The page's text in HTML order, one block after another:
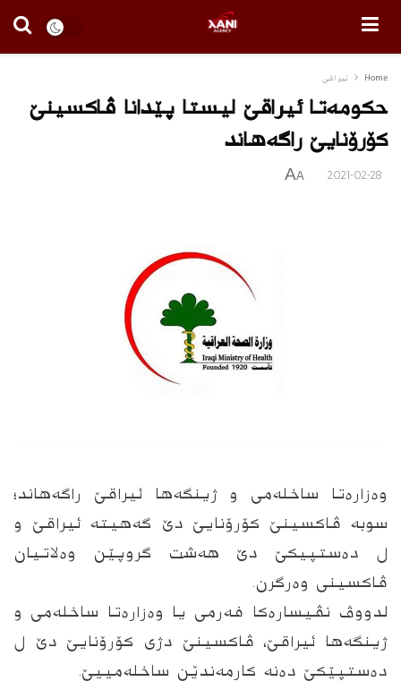
Home ئیراقی
حکومەتا ئیراقێ لیستا پێدانا ڤاکسینێ
کۆرۆنایێ راگەھاند
2021-02-28
A
A
وەزارەتا ساخلەمی و ژینگەھا ئیراقێ راگەھاند؛
سوبە ڤاکسینێ کۆرۆنایێ دێ گەھیتە ئیراقێ و
ل دەستپیکێ دێ ھەشت گروپێن وەلاتیان
ڤاکسینی وەرگرن.
لدووڤ نڤیسارەکا فەرمی یا وەزارەتا ساخلەمی و
ژینگەھا ئیراقێ، ڤاکسینێ دژی کۆرۆنایێ دێ ل
دەستپێکێ دەنە کارمەندێن ساخلەمییێ.